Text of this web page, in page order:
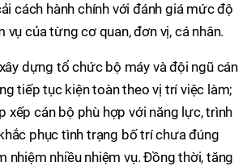
cách hành chính với đánh giá mức độ
vụ của từng cơ quan, đơn vị, cá nhân.
dựng tổ chức bộ máy và đội ngũ cán
tiếp tục kiện toàn theo vị trí việc làm;
xếp cán bộ phù hợp với năng lực, trình
phục tình trạng bố trí chưa đúng
nhiệm nhiều nhiệm vụ. Đồng thời, tăng